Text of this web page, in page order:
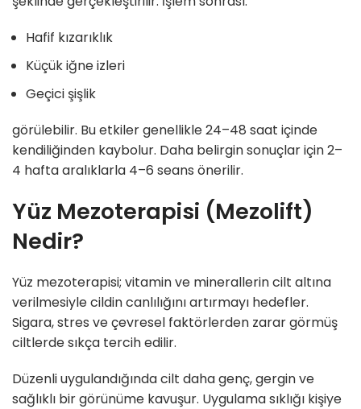
Hafif kızarıklık
Küçük iğne izleri
Geçici şişlik
görülebilir. Bu etkiler genellikle 24–48 saat içinde
kendiliğinden kaybolur. Daha belirgin sonuçlar için 2–
4 hafta aralıklarla 4–6 seans önerilir.
Yüz Mezoterapisi (Mezolift)
Nedir?
Yüz mezoterapisi; vitamin ve minerallerin cilt altına
verilmesiyle cildin canlılığını artırmayı hedefler.
Sigara, stres ve çevresel faktörlerden zarar görmüş
ciltlerde sıkça tercih edilir.
Düzenli uygulandığında cilt daha genç, gergin ve
sağlıklı bir görünüme kavuşur. Uygulama sıklığı kişiye